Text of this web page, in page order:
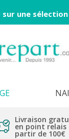
sur une
Livraison
en point relais
partir de 100€